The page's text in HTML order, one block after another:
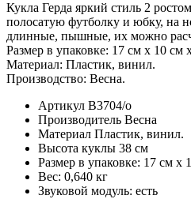
Кукла Герда яркий стиль 2
полосатую футболку и юбку, на
длинные, пышные, их можно
Размер в упаковке: 17 см х 10 см
Материал: Пластик, винил.
Производство: Весна.
Артикул В3704/о
Производитель Весна
Материал Пластик, винил.
Высота куклы 38 см
Размер в упаковке: 17 см х
Вес: 0,640 кг
Звуковой модуль: есть